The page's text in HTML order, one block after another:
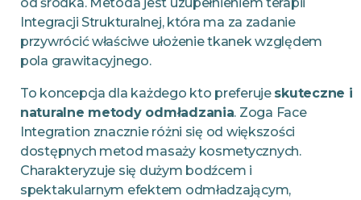
Integracji Strukturalnej, która ma za zadanie
przywrócić właściwe ułożenie tkanek względem
pola grawitacyjnego.
To koncepcja dla każdego kto preferuje skuteczne i
naturalne metody odmładzania. Zoga Face
Integration znacznie różni się od większości
dostępnych metod masaży kosmetycznych.
Charakteryzuje się dużym bodźcem i
spektakularnym efektem odmładzającym,